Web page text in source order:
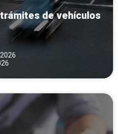
de vehículos